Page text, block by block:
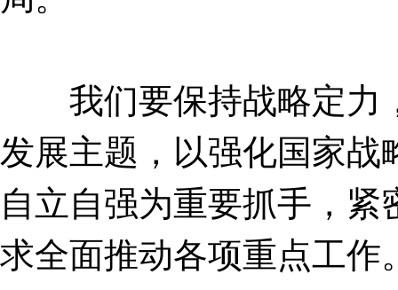
我们要保持战略定力
发展主题，以强化国家战
自立自强为重要抓手，紧
求全面推动各项重点工作